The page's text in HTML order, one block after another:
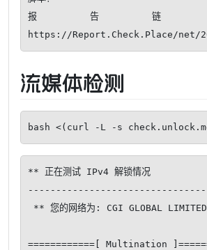
报告链
流媒体检测
bash <(curl -L -s
** 正在测试 IPv4 解锁情况
--------------------------------
============[ Multination